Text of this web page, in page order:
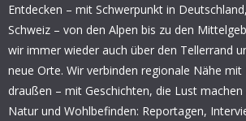
Entdecken – mit Schwerpunkt in
Schweiz – von den Alpen bis zu den
wir immer wieder auch über den Tellerrand
neue Orte. Wir verbinden regionale Nähe
draußen – mit Geschichten, die Lust
Natur und Wohlbefinden: Reportagen,